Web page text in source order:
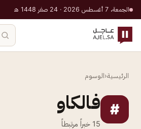
الجمعة، 7 أغسطس 2026 · 24 صفر 1448 هـ
الرئيسية‹الوسوم
# فالكاو
15 خبراً مرتبطاً